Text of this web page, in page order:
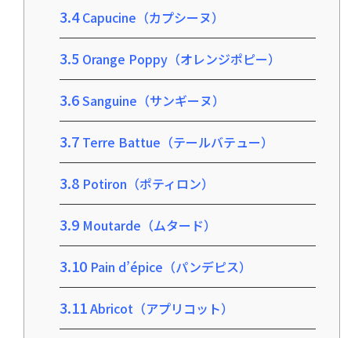
3.4Capucine（カプシーヌ）
3.5 Orange Poppy（オレンジポピー）
3.6Sanguine（サンギーヌ）
3.7 Terre Battue（テールバテュー）
3.8 Potiron（ポティロン）
3.9 Moutarde（ムタード）
3.10 Pain d’épice（パンデピス）
3.11Abricot（アプリコット）